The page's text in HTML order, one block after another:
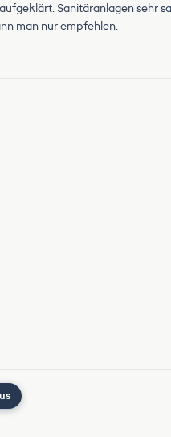
Sanitäranlagen sehr
man nur empfehlen.